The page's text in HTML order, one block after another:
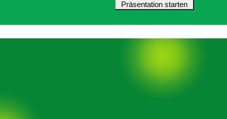
Präsentation starten